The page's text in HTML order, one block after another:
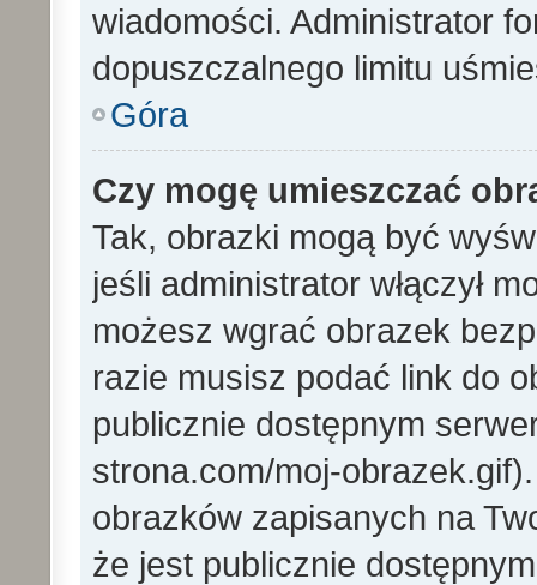
wiadomości. Administrator
dopuszczalnego limitu
Góra
Czy mogę umieszczać
Tak, obrazki mogą być
jeśli administrator włączył
możesz wgrać obrazek
razie musisz podać link do
publicznie dostępnym
strona.com/moj-
obrazków zapisanych na
że jest publicznie